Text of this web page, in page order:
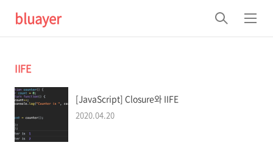
bluayer
검
색
메
뉴
IIFE
[JavaScript] Closure와 IIFE
2020.04.20